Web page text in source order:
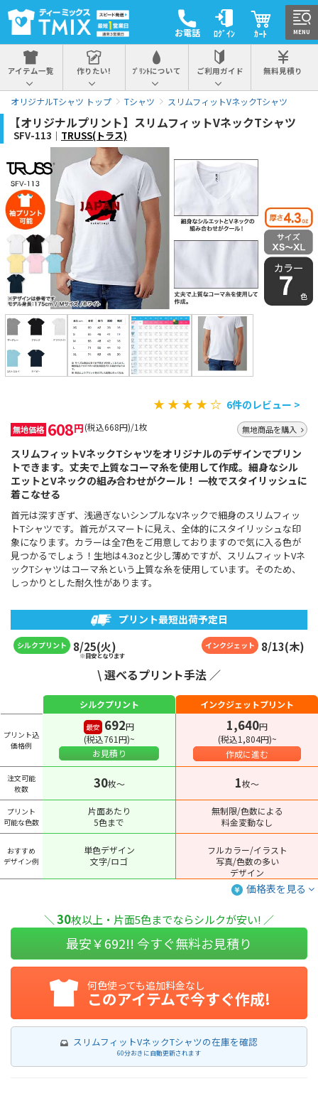
お電話 ﾛｸﾞｲﾝ ｶｰﾄ
アイテム一覧 作りたい! ﾌﾟﾘﾝﾄについて ご利用ガイド 無料見積り
オリジナルTシャツ トップ Tシャツ スリムフィットVネックTシャツ
【オリジナルプリント】スリムフィットVネックTシャツ
SFV-113｜ TRUSS(トラス)
★ ★ ★ ★ ☆ 6件のレビュー >
無地価格 608円(税込668円)/1枚 無地商品を購入
スリムフィットVネックTシャツをオリジナルのデザインでプリン
トできます。丈夫で上質なコーマ糸を使用して作成。細身なシル
エットとVネックの組み合わせがクール！ 一枚でスタイリッシュに
着こなせる
首元は深すぎず、浅過ぎないシンプルなVネックで細身のスリムフィッ
トTシャツです。首元がスマートに見え、全体的にスタイリッシュな印
象になります。カラーは全7色をご用意しておりますので気に入る色が
見つかるでしょう！生地は4.3ozと少し薄めですが、スリムフィットVネ
ックTシャツはコーマ糸という上質な糸を使用しています。そのため、
しっかりとした耐久性があります。
プリント最短出荷予定日
シルクプリント 8/25(火) インクジェット 8/13(木)
※目安となります
\ 選べるプリント手法 ／
シルクプリント インクジェットプリント
プリント込
価格例
最安 692円
(税込761円)~
お見積り
1,640円
(税込1,804円)~
作成に進む
注文可能
枚数
30枚〜 1枚〜
プリント
可能な色数
片面あたり
5色まで
無制限/色数による
料金変動なし
おすすめ
デザイン例
単色デザイン
文字/ロゴ
フルカラー/イラスト
写真/色数の多い
デザイン
価格表を見る
＼ 30枚以上・片面5色までならシルクが安い! ／
最安￥692!! 今すぐ無料お見積り
何色使っても追加料金なし
このアイテムで今すぐ作成!
スリムフィットVネックTシャツの在庫を確認
60分おきに自動更新されます
MENU